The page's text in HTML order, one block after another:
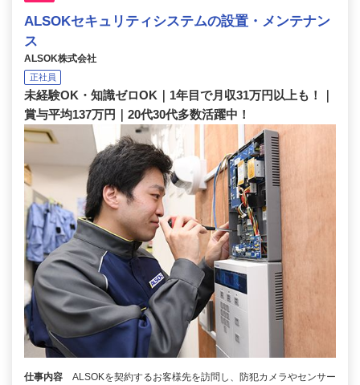
ALSOKセキュリティシステムの設置・メンテナン
ス
ALSOK株式会社
正社員
未経験OK・知識ゼロOK｜1年目で月収31万円以上も！｜
賞与平均137万円｜20代30代多数活躍中！
仕事内容
ALSOKを契約するお客様先を訪問し、防犯カメラやセンサー